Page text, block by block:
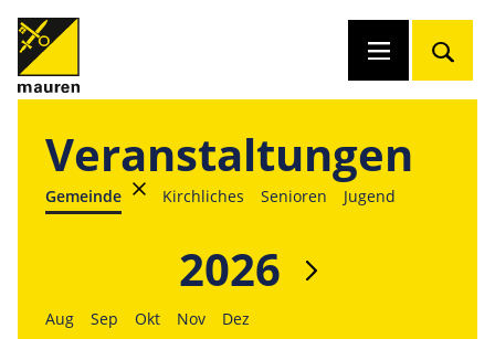
Veranstaltungen
Gemeinde Kirchliches Senioren Jugend
2026
Aug Sep Okt Nov Dez